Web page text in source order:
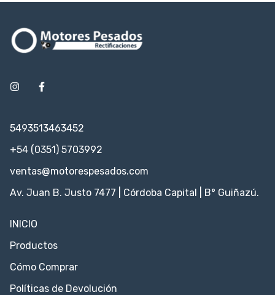
5493513463452
+54 (0351) 5703992
ventas@motorespesados.com
Av. Juan B. Justo 7477 | Córdoba Capital | B° Guiñazú.
INICIO
Productos
Cómo Comprar
Políticas de Devolución